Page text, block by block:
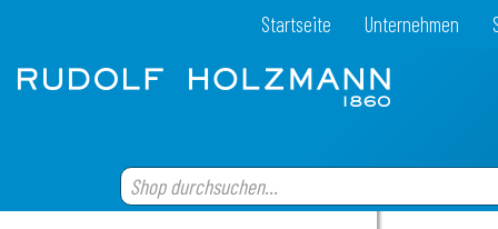
Startseite Unternehmen